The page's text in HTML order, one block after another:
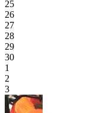
25
26
27
28
29
30
1
2
3